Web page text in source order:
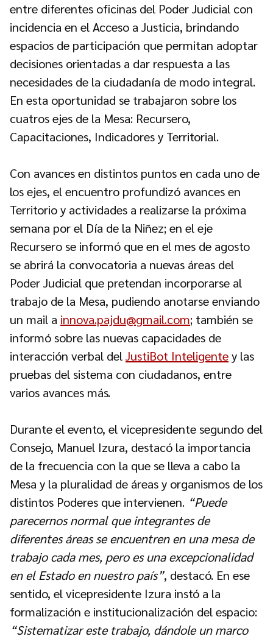
entre diferentes oficinas del Poder Judicial con
incidencia en el Acceso a Justicia, brindando
espacios de participación que permitan adoptar
decisiones orientadas a dar respuesta a las
necesidades de la ciudadanía de modo integral.
En esta oportunidad se trabajaron sobre los
cuatros ejes de la Mesa: Recursero,
Capacitaciones, Indicadores y Territorial.
Con avances en distintos puntos en cada uno de
los ejes, el encuentro profundizó avances en
Territorio y actividades a realizarse la próxima
semana por el Día de la Niñez; en el eje
Recursero se informó que en el mes de agosto
se abrirá la convocatoria a nuevas áreas del
Poder Judicial que pretendan incorporarse al
trabajo de la Mesa, pudiendo anotarse enviando
un mail a innova.pajdu@gmail.com; también se
informó sobre las nuevas capacidades de
interacción verbal delJustiBot Inteligentey las
pruebas del sistema con ciudadanos, entre
varios avances más.
Durante el evento, el vicepresidente segundo del
Consejo, Manuel Izura, destacó la importancia
de la frecuencia con la que se lleva a cabo la
Mesa y la pluralidad de áreas y organismos de los
distintos Poderes que intervienen. “Puede
parecernos normal que integrantes de
diferentes áreas se encuentren en una mesa de
trabajo cada mes, pero es una excepcionalidad
en el Estado en nuestro país”, destacó. En ese
sentido, el vicepresidente Izura instó a la
formalización e institucionalización del espacio:
“Sistematizar este trabajo, dándole un marco